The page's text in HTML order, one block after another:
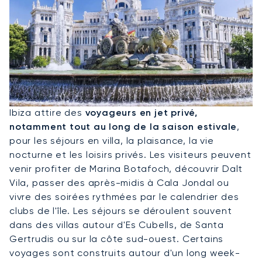
Louer Un Jet Privé Pour Ibiza
Ibiza attire des voyageurs en jet privé,
notamment tout au long de la saison estivale,
pour les séjours en villa, la plaisance, la vie
nocturne et les loisirs privés. Les visiteurs peuvent
venir profiter de Marina Botafoch, découvrir Dalt
Vila, passer des après-midis à Cala Jondal ou
vivre des soirées rythmées par le calendrier des
clubs de l'île. Les séjours se déroulent souvent
dans des villas autour d'Es Cubells, de Santa
Gertrudis ou sur la côte sud-ouest. Certains
voyages sont construits autour d'un long week-